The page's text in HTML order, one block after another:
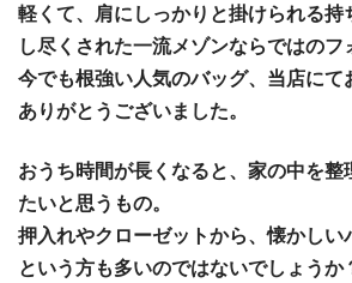
軽くて、肩にしっかりと掛けられる持
し尽くされた一流メゾンならではのフ
今でも根強い人気のバッグ、当店にて
ありがとうございました。
おうち時間が長くなると、家の中を整
たいと思うもの。
押入れやクローゼットから、懐かし
という方も多いのではないでしょうか